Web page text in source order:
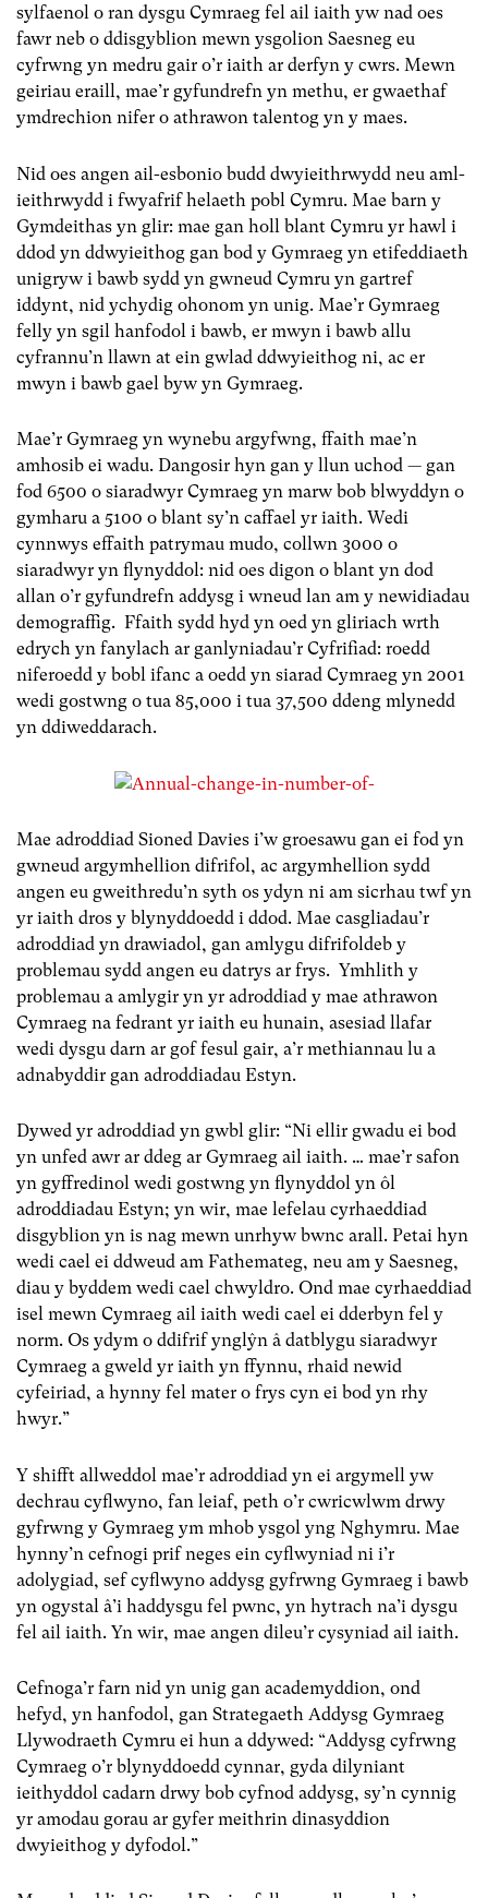
sylfaenol o ran dysgu Cymraeg fel ail iaith yw nad oes
fawr neb o ddisgyblion mewn ysgolion Saesneg eu
cyfrwng yn medru gair o’r iaith ar derfyn y cwrs. Mewn
geiriau eraill, mae’r gyfundrefn yn methu, er gwaethaf
ymdrechion nifer o athrawon talentog yn y maes.
Nid oes angen ail-esbonio budd dwyieithrwydd neu aml-
ieithrwydd i fwyafrif helaeth pobl Cymru. Mae barn y
Gymdeithas yn glir: mae gan holl blant Cymru yr hawl i
ddod yn ddwyieithog gan bod y Gymraeg yn etifeddiaeth
unigryw i bawb sydd yn gwneud Cymru yn gartref
iddynt, nid ychydig ohonom yn unig. Mae’r Gymraeg
felly yn sgil hanfodol i bawb, er mwyn i bawb allu
cyfrannu’n llawn at ein gwlad ddwyieithog ni, ac er
mwyn i bawb gael byw yn Gymraeg.
Mae’r Gymraeg yn wynebu argyfwng, ffaith mae’n
amhosib ei wadu. Dangosir hyn gan y llun uchod — gan
fod 6500 o siaradwyr Cymraeg yn marw bob blwyddyn o
gymharu a 5100 o blant sy’n caffael yr iaith. Wedi
cynnwys effaith patrymau mudo, collwn 3000 o
siaradwyr yn flynyddol: nid oes digon o blant yn dod
allan o’r gyfundrefn addysg i wneud lan am y newidiadau
demograffig. Ffaith sydd hyd yn oed yn gliriach wrth
edrych yn fanylach ar ganlyniadau’r Cyfrifiad: roedd
niferoedd y bobl ifanc a oedd yn siarad Cymraeg yn 2001
wedi gostwng o tua 85,000 i tua 37,500 ddeng mlynedd
yn ddiweddarach.
Mae adroddiad Sioned Davies i’w groesawu gan ei fod yn
gwneud argymhellion difrifol, ac argymhellion sydd
angen eu gweithredu’n syth os ydyn ni am sicrhau twf yn
yr iaith dros y blynyddoedd i ddod. Mae casgliadau’r
adroddiad yn drawiadol, gan amlygu difrifoldeb y
problemau sydd angen eu datrys ar frys. Ymhlith y
problemau a amlygir yn yr adroddiad y mae athrawon
Cymraeg na fedrant yr iaith eu hunain, asesiad llafar
wedi dysgu darn ar gof fesul gair, a’r methiannau lu a
adnabyddir gan adroddiadau Estyn.
Dywed yr adroddiad yn gwbl glir: “Ni ellir gwadu ei bod
yn unfed awr ar ddeg ar Gymraeg ail iaith. … mae’r safon
yn gyffredinol wedi gostwng yn flynyddol yn ôl
adroddiadau Estyn; yn wir, mae lefelau cyrhaeddiad
disgyblion yn is nag mewn unrhyw bwnc arall. Petai hyn
wedi cael ei ddweud am Fathemateg, neu am y Saesneg,
diau y byddem wedi cael chwyldro. Ond mae cyrhaeddiad
isel mewn Cymraeg ail iaith wedi cael ei dderbyn fel y
norm. Os ydym o ddifrif ynglŷn â datblygu siaradwyr
Cymraeg a gweld yr iaith yn ffynnu, rhaid newid
cyfeiriad, a hynny fel mater o frys cyn ei bod yn rhy
hwyr.”
Y shifft allweddol mae’r adroddiad yn ei argymell yw
dechrau cyflwyno, fan leiaf, peth o’r cwricwlwm drwy
gyfrwng y Gymraeg ym mhob ysgol yng Nghymru. Mae
hynny’n cefnogi prif neges ein cyflwyniad ni i’r
adolygiad, sef cyflwyno addysg gyfrwng Gymraeg i bawb
yn ogystal â’i haddysgu fel pwnc, yn hytrach na’i dysgu
fel ail iaith. Yn wir, mae angen dileu’r cysyniad ail iaith.
Cefnoga’r farn nid yn unig gan academyddion, ond
hefyd, yn hanfodol, gan Strategaeth Addysg Gymraeg
Llywodraeth Cymru ei hun a ddywed: “Addysg cyfrwng
Cymraeg o’r blynyddoedd cynnar, gyda dilyniant
ieithyddol cadarn drwy bob cyfnod addysg, sy’n cynnig
yr amodau gorau ar gyfer meithrin dinasyddion
dwyieithog y dyfodol.”